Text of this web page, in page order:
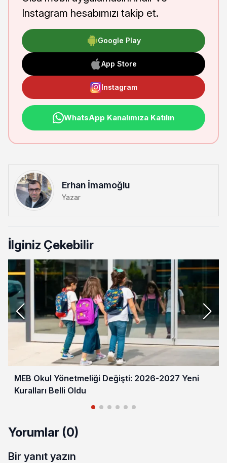
Instagram hesabımızı takip et.
Google Play
App Store
Instagram
WhatsApp Kanalımıza Katılın
Erhan İmamoğlu
Yazar
İlginiz Çekebilir
MEB Okul Yönetmeliği Değişti: 2026-2027 Yeni
Kuralları Belli Oldu
Yorumlar (0)
Bir yanıt yazın